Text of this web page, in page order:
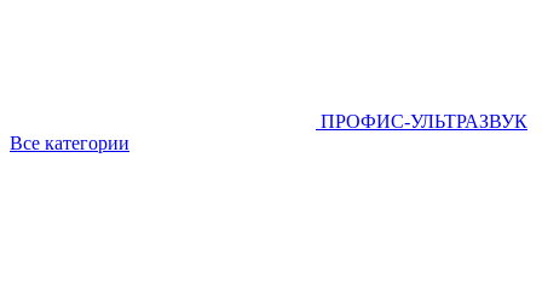
ПРОФИС-УЛЬТРАЗВУК
Все категории